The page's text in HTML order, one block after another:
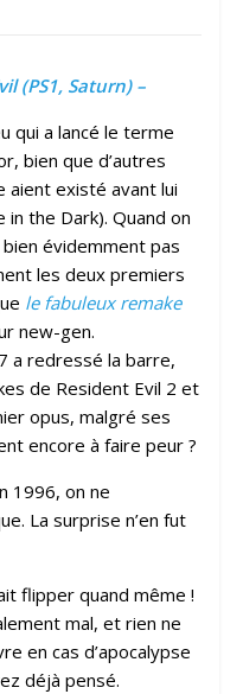
(PS1, Saturn) –
qui a lancé le terme
bien que d’autres
aient existé avant lui
in the Dark). Quand on
évidemment pas
les deux premiers
le fabuleux remake
new-gen.
a redressé la barre,
de Resident Evil 2 et
opus, malgré ses
encore à faire peur ?
1996, on ne
La surprise n’en fut
flipper quand même !
mal, et rien ne
en cas d’apocalypse
déjà pensé.